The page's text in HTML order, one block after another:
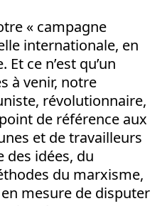
« campagne
internationale, en
ce n’est qu’un
à venir, notre
révolutionnaire,
de référence aux
et de travailleurs
des idées, du
du marxisme,
mesure de disputer